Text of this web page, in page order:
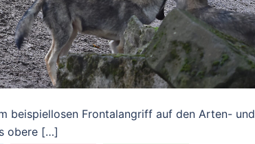
beispiellosen Frontalangriff auf den Arten- und
obere […]